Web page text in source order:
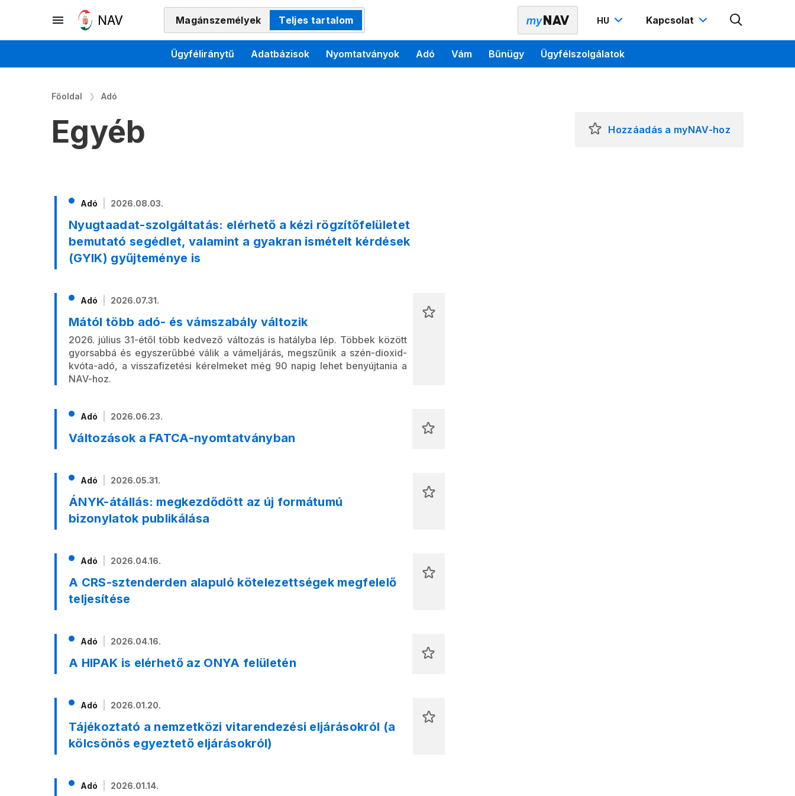
Magánszemélyek Teljes tartalom HU Kapcsolat
Ügyféliránytű Adatbázisok Nyomtatványok Adó Vám Bűnügy Ügyfélszolgálatok
Főoldal Adó
Egyéb Hozzáadás a myNAV-hoz
Adó 2026.08.03.
Nyugtaadat-szolgáltatás: elérhető a kézi rögzítőfelületet
bemutató segédlet, valamint a gyakran ismételt kérdések
(GYIK) gyűjteménye is
Adó 2026.07.31.
Mától több adó- és vámszabály változik
2026. július 31-étől több kedvező változás is hatályba lép. Többek között
gyorsabbá és egyszerűbbé válik a vámeljárás, megszűnik a szén-dioxid-
kvóta-adó, a visszafizetési kérelmeket még 90 napig lehet benyújtania a
NAV-hoz.
Adó 2026.06.23.
Változások a FATCA-nyomtatványban
Adó 2026.05.31.
ÁNYK-átállás: megkezdődött az új formátumú
bizonylatok publikálása
Adó 2026.04.16.
A CRS-sztenderden alapuló kötelezettségek megfelelő
teljesítése
Adó 2026.04.16.
A HIPAK is elérhető az ONYA felületén
Adó 2026.01.20.
Tájékoztató a nemzetközi vitarendezési eljárásokról (a
kölcsönös egyeztető eljárásokról)
Adó 2026.01.14.